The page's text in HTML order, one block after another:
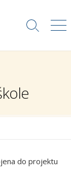
Search
do projektu